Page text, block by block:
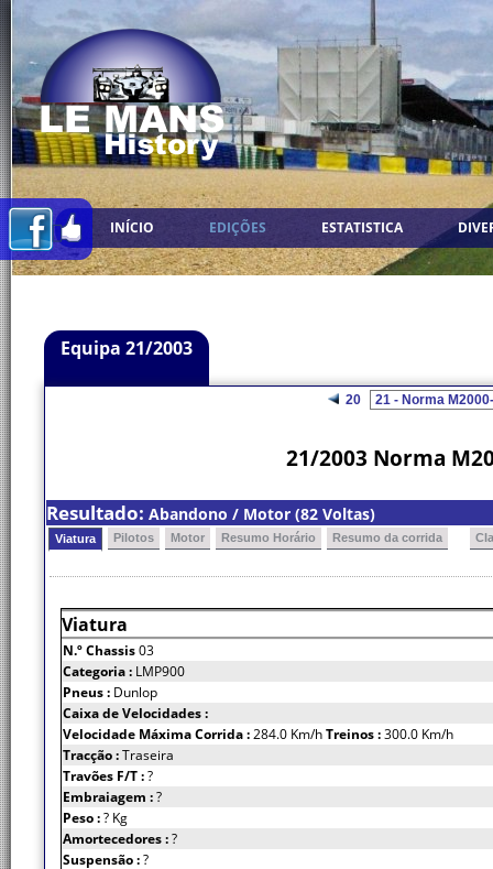
INÍCIO EDIÇÕES ESTATISTICA
Equipa 21/2003
20
21/2003 Norma
Resultado: Abandono / Motor (82 Voltas)
Viatura Pilotos Motor Resumo Horário Resumo da corrida
Viatura
N.º Chassis03
Categoria : LMP900
Pneus : Dunlop
Caixa de Velocidades :
Velocidade Máxima Corrida :284.0 Km/hTreinos :300.0 Km/h
Tracção :Traseira
Travões F/T :?
Embraiagem :?
Peso :? Kg
Amortecedores :?
Suspensão :?